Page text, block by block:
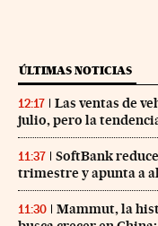
ÚLTIMAS NOTICIAS
12:17
Las ventas de
julio, pero la
11:37
SoftBank
trimestre y apunta a
11:30
Mammut, la